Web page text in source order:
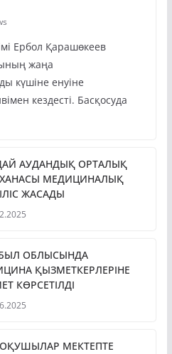
Ербол Қарашөкеев
жаңа
күшіне енуіне
кездесті. Басқосуда
АУДАНДЫҚ ОРТАЛЫҚ
МЕДИЦИНАЛЫҚ
ЖАСАДЫ
ОБЛЫСЫНДА
ҚЫЗМЕТКЕРЛЕРІНЕ
КӨРСЕТІЛДІ
ОҚУШЫЛАР МЕКТЕПТЕ